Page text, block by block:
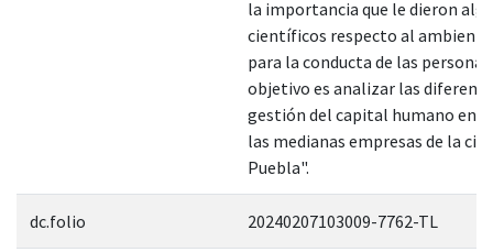
la importancia que le dieron
científicos respecto al
para la conducta de las
objetivo es analizar las
gestión del capital humano en
las medianas empresas de la
Puebla".
dc.folio 20240207103009-7762-TL